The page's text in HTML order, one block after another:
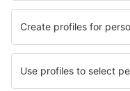
Unterkunft in Turčianske
Die besten Unterkünfte
Unterkunft in Udrycze